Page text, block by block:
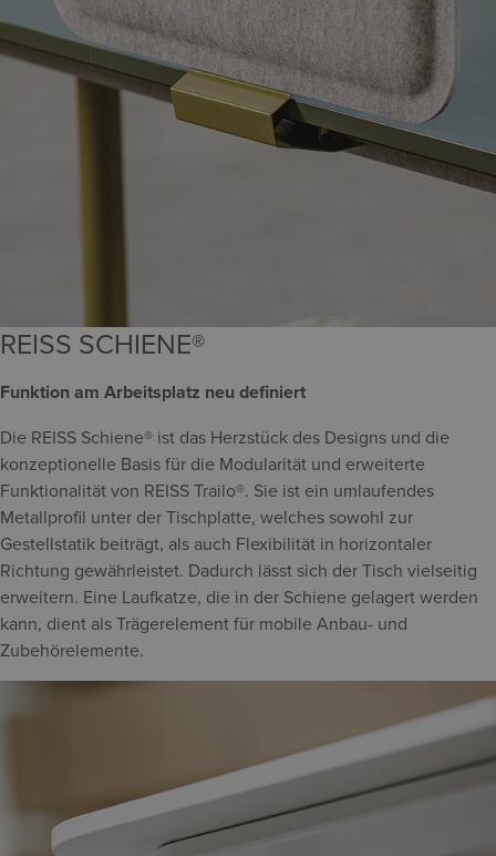
REISS SCHIENE®
Funktion am Arbeitsplatz neu definiert
Die REISS Schiene® ist das Herzstück des Designs und die
konzeptionelle Basis für die Modularität und erweiterte
Funktionalität von REISS Trailo®. Sie ist ein umlaufendes
Metallprofil unter der Tischplatte, welches sowohl zur
Gestellstatik beiträgt, als auch Flexibilität in horizontaler
Richtung gewährleistet. Dadurch lässt sich der Tisch vielseitig
erweitern. Eine Laufkatze, die in der Schiene gelagert werden
kann, dient als Trägerelement für mobile Anbau- und
Zubehörelemente.